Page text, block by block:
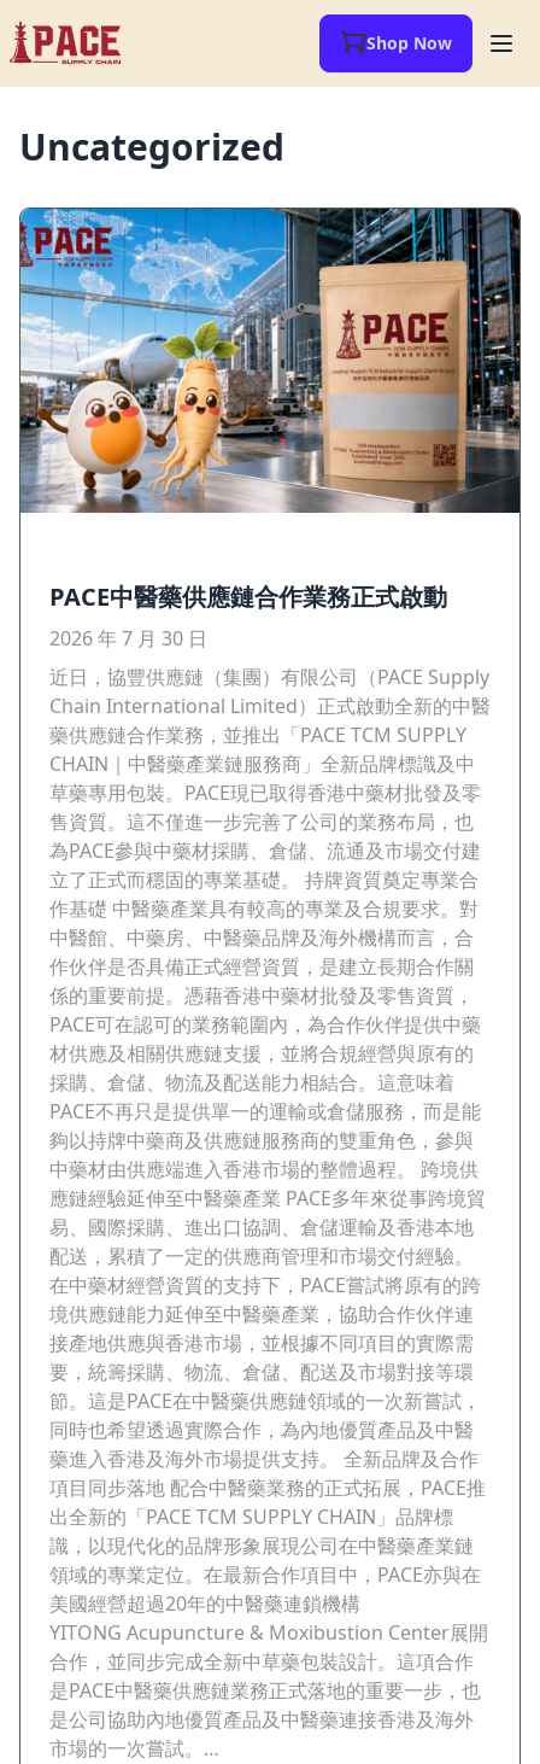
Shop Now
Uncategorized
PACE中醫藥供應鏈合作業務正式啟動
2026 年 7 月 30 日
近日，協豐供應鏈（集團）有限公司（PACE Supply
Chain International Limited）正式啟動全新的中醫
藥供應鏈合作業務，並推出「PACE TCM SUPPLY
CHAIN｜中醫藥產業鏈服務商」全新品牌標識及中
草藥專用包裝。PACE現已取得香港中藥材批發及零
售資質。這不僅進一步完善了公司的業務布局，也
為PACE參與中藥材採購、倉儲、流通及市場交付建
立了正式而穩固的專業基礎。 持牌資質奠定專業合
作基礎 中醫藥產業具有較高的專業及合規要求。對
中醫館、中藥房、中醫藥品牌及海外機構而言，合
作伙伴是否具備正式經營資質，是建立長期合作關
係的重要前提。憑藉香港中藥材批發及零售資質，
PACE可在認可的業務範圍內，為合作伙伴提供中藥
材供應及相關供應鏈支援，並將合規經營與原有的
採購、倉儲、物流及配送能力相結合。這意味着
PACE不再只是提供單一的運輸或倉儲服務，而是能
夠以持牌中藥商及供應鏈服務商的雙重角色，參與
中藥材由供應端進入香港市場的整體過程。 跨境供
應鏈經驗延伸至中醫藥產業 PACE多年來從事跨境貿
易、國際採購、進出口協調、倉儲運輸及香港本地
配送，累積了一定的供應商管理和市場交付經驗。
在中藥材經營資質的支持下，PACE嘗試將原有的跨
境供應鏈能力延伸至中醫藥產業，協助合作伙伴連
接產地供應與香港市場，並根據不同項目的實際需
要，統籌採購、物流、倉儲、配送及市場對接等環
節。這是PACE在中醫藥供應鏈領域的一次新嘗試，
同時也希望透過實際合作，為內地優質產品及中醫
藥進入香港及海外市場提供支持。 全新品牌及合作
項目同步落地 配合中醫藥業務的正式拓展，PACE推
出全新的「PACE TCM SUPPLY CHAIN」品牌標
識，以現代化的品牌形象展現公司在中醫藥產業鏈
領域的專業定位。在最新合作項目中，PACE亦與在
美國經營超過20年的中醫藥連鎖機構
YITONG Acupuncture & Moxibustion Center展開
合作，並同步完成全新中草藥包裝設計。這項合作
是PACE中醫藥供應鏈業務正式落地的重要一步，也
是公司協助內地優質產品及中醫藥連接香港及海外
市場的一次嘗試。…